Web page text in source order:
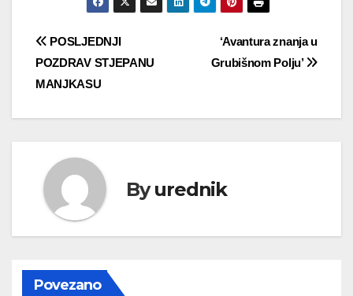
Navigacija
objava
‘Avantura znanja u
Grubišnom Polju’
POSLJEDNJI
POZDRAV STJEPANU
MANJKASU
Byurednik
Povezano